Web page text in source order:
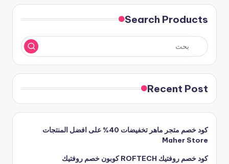
Search Products
Recent Post
كود خصم متجر ماهر تخفيضات 40% على افضل المنتجات
Maher Store
كود خصم روفتيك ROFTECH كوبون خصم روفتيك